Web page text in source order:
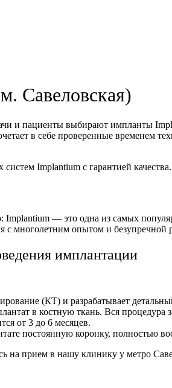
Савеловская)
и пациенты выбирают импланты
в себе проверенные временем
Implantium с гарантией качества.
— это одна из самых
с многолетним опытом и безупречной
имплантации
(КТ) и разрабатывает
в костную ткань. Вся процедура
от 3 до 6 месяцев.
постоянную коронку, полностью
на прием в нашу клинику у метро